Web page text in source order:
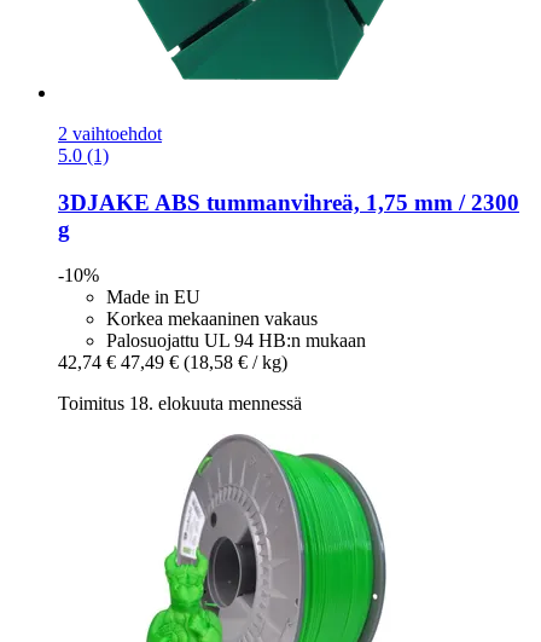
2 vaihtoehdot
5.0 (1)
3DJAKE ABS tummanvihreä, 1,75 mm / 2300
g
-10%
Made in EU
Korkea mekaaninen vakaus
Palosuojattu UL 94 HB:n mukaan
42,74 € 47,49 € (18,58 € / kg)
Toimitus 18. elokuuta mennessä